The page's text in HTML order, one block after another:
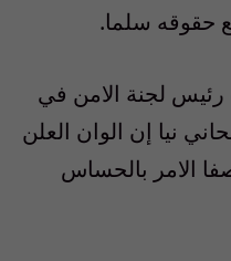
حقوقه سلما.
لجنة الامن في
نيا إن الوان العلن
الامر بالحساس